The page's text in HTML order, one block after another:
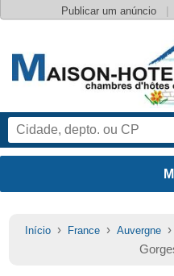
Publicar um anúncio |
Início › France › Auvergne ›